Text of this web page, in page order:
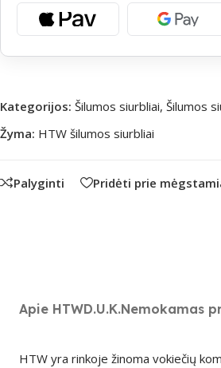
Kategorijos: Šilumos siurbliai, Šilumos
Žyma: HTW šilumos siurbliai
Palyginti Pridėti prie
Apie HTWD.U.K.Nemokamas
HTW yra rinkoje žinoma vokiečių